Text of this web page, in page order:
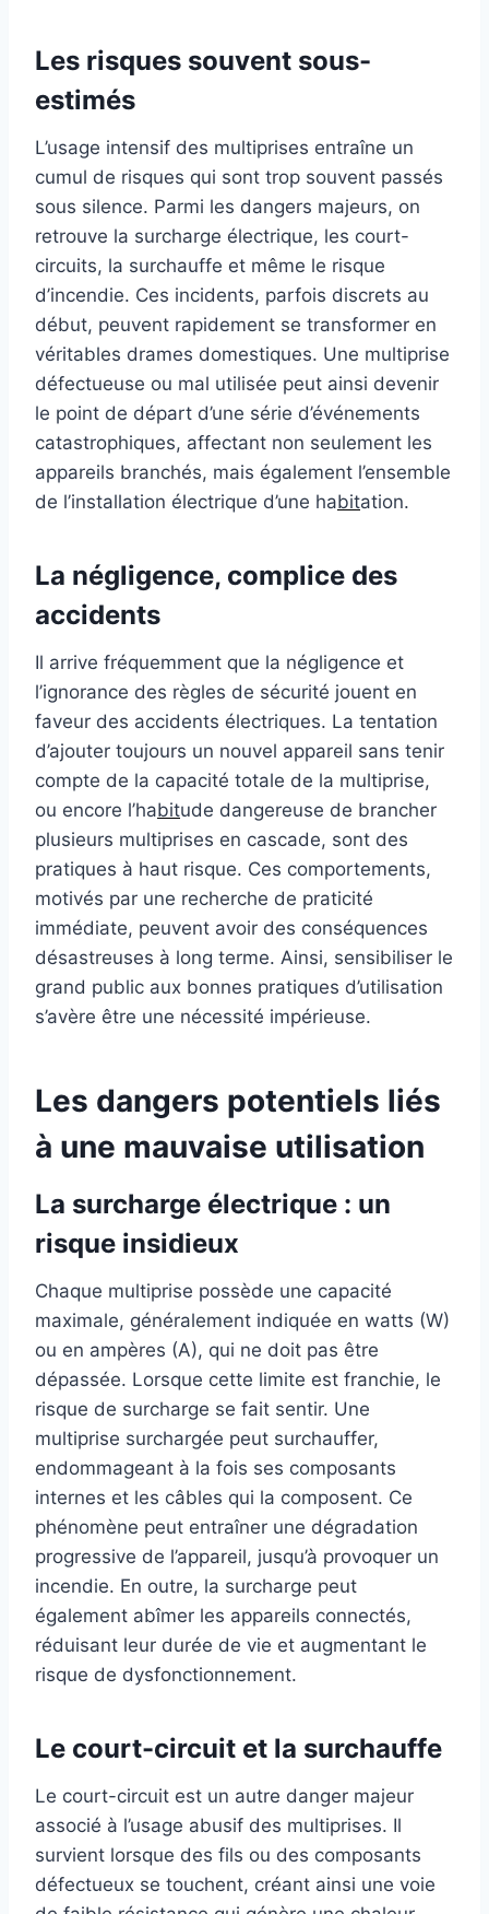
Les risques souvent sous-
estimés
L’usage intensif des multiprises entraîne un
cumul de risques qui sont trop souvent passés
sous silence. Parmi les dangers majeurs, on
retrouve la surcharge électrique, les court-
circuits, la surchauffe et même le risque
d’incendie. Ces incidents, parfois discrets au
début, peuvent rapidement se transformer en
véritables drames domestiques. Une multiprise
défectueuse ou mal utilisée peut ainsi devenir
le point de départ d’une série d’événements
catastrophiques, affectant non seulement les
appareils branchés, mais également l’ensemble
de l’installation électrique d’une habitation.
La négligence, complice des
accidents
Il arrive fréquemment que la négligence et
l’ignorance des règles de sécurité jouent en
faveur des accidents électriques. La tentation
d’ajouter toujours un nouvel appareil sans tenir
compte de la capacité totale de la multiprise,
ou encore l’habitude dangereuse de brancher
plusieurs multiprises en cascade, sont des
pratiques à haut risque. Ces comportements,
motivés par une recherche de praticité
immédiate, peuvent avoir des conséquences
désastreuses à long terme. Ainsi, sensibiliser le
grand public aux bonnes pratiques d’utilisation
s’avère être une nécessité impérieuse.
Les dangers potentiels liés
à une mauvaise utilisation
La surcharge électrique : un
risque insidieux
Chaque multiprise possède une capacité
maximale, généralement indiquée en watts (W)
ou en ampères (A), qui ne doit pas être
dépassée. Lorsque cette limite est franchie, le
risque de surcharge se fait sentir. Une
multiprise surchargée peut surchauffer,
endommageant à la fois ses composants
internes et les câbles qui la composent. Ce
phénomène peut entraîner une dégradation
progressive de l’appareil, jusqu’à provoquer un
incendie. En outre, la surcharge peut
également abîmer les appareils connectés,
réduisant leur durée de vie et augmentant le
risque de dysfonctionnement.
Le court-circuit et la surchauffe
Le court-circuit est un autre danger majeur
associé à l’usage abusif des multiprises. Il
survient lorsque des fils ou des composants
défectueux se touchent, créant ainsi une voie